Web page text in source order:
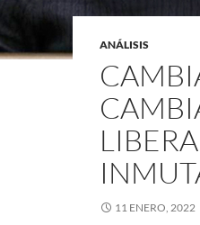
ANÁLISIS
11 ENERO, 2022